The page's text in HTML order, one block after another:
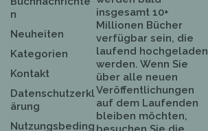
n
Neuheiten
Kategorien
Kontakt
Datenschutzerkl
ärung
Nutzungsbeding
insgesamt 10+
Millionen Bücher
verfügbar sein, die
laufend hochgeladen
werden. Wenn Sie
über alle neuen
Veröffentlichungen
auf dem Laufenden
bleiben möchten,